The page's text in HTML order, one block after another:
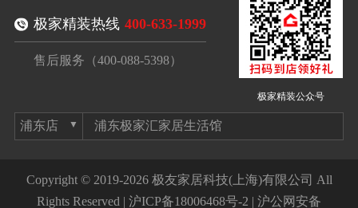
极家精装热线 400-633-1999
售后服务（400-088-5398）
极家精装公众号
浦东极家汇家居生活馆
Copyright © 2019-2026 极友家居科技(上海)有限公司 All
Rights Reserved | 沪ICP备18006468号-2 | 沪公网安备